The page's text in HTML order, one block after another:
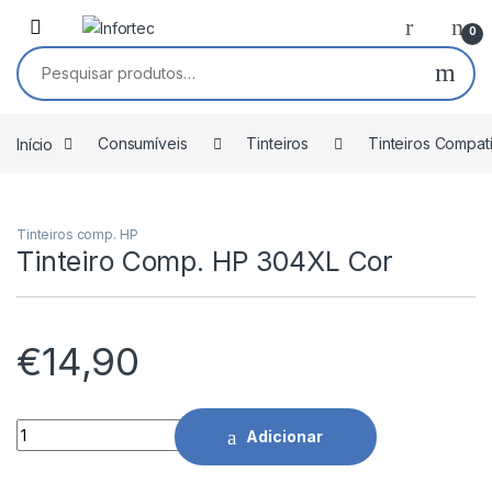
Saltar para navegação
Pular para o conteúdo
0
Pesquisar por:
Início Consumíveis Tinteiros Tinteiros
Tinteiros comp. HP
Tinteiro Comp. HP 304XL Cor
€14,90
Tinteiro Comp. HP 304XL Cor quantidade
Adicionar